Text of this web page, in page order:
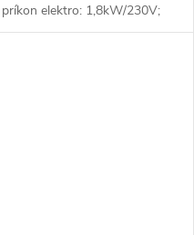
príkon elektro: 1,8kW/230V;
mikrovlnný výkon: 1,1kW;